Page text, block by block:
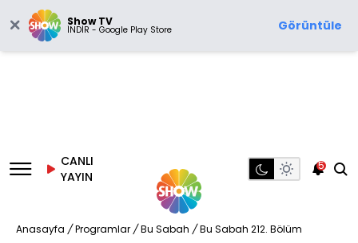
Show TV
İNDİR - Google Play Store Görüntüle
CANLI
YAYIN
5
Anasayfa / Programlar / Bu Sabah / Bu Sabah 212. Bölüm